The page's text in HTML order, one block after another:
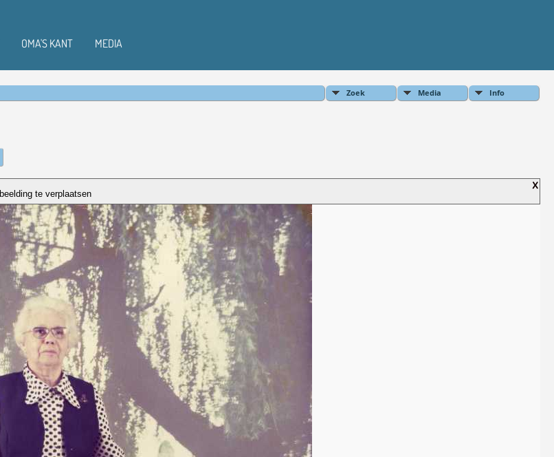
OMA'S KANT MEDIA
Zoek Media Info